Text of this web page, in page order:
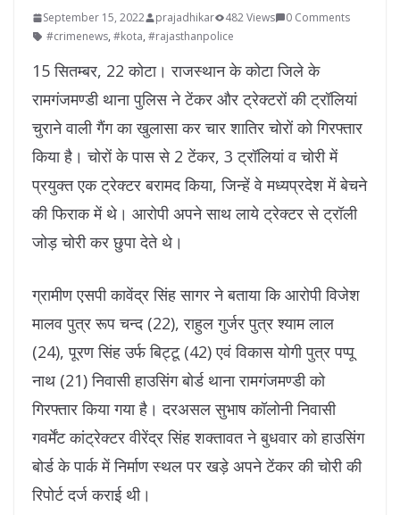
September 15, 2022 prajadhikar 482 Views
0 Comments
#crimenews, #kota, #rajasthanpolice
15 सितम्बर, 22 कोटा। राजस्थान के कोटा जिले के
रामगंजमण्डी थाना पुलिस ने टेंकर और ट्रेक्टरों की ट्रॉलियां
चुराने वाली गैंग का खुलासा कर चार शातिर चोरों को गिरफ्तार
किया है। चोरों के पास से 2 टेंकर, 3 ट्रॉलियां व चोरी में
प्रयुक्त एक ट्रेक्टर बरामद किया, जिन्हें वे मध्यप्रदेश में बेचने
की फिराक में थे। आरोपी अपने साथ लाये ट्रेक्टर से ट्रॉली
जोड़ चोरी कर छुपा देते थे।
ग्रामीण एसपी कावेंद्र सिंह सागर ने बताया कि आरोपी विजेश
मालव पुत्र रूप चन्द (22), राहुल गुर्जर पुत्र श्याम लाल
(24), पूरण सिंह उर्फ बिट्टू (42) एवं विकास योगी पुत्र पप्पू
नाथ (21) निवासी हाउसिंग बोर्ड थाना रामगंजमण्डी को
गिरफ्तार किया गया है। दरअसल सुभाष कॉलोनी निवासी
गवर्मेंट कांट्रेक्टर वीरेंद्र सिंह शक्तावत ने बुधवार को हाउसिंग
बोर्ड के पार्क में निर्माण स्थल पर खड़े अपने टेंकर की चोरी की
रिपोर्ट दर्ज कराई थी।